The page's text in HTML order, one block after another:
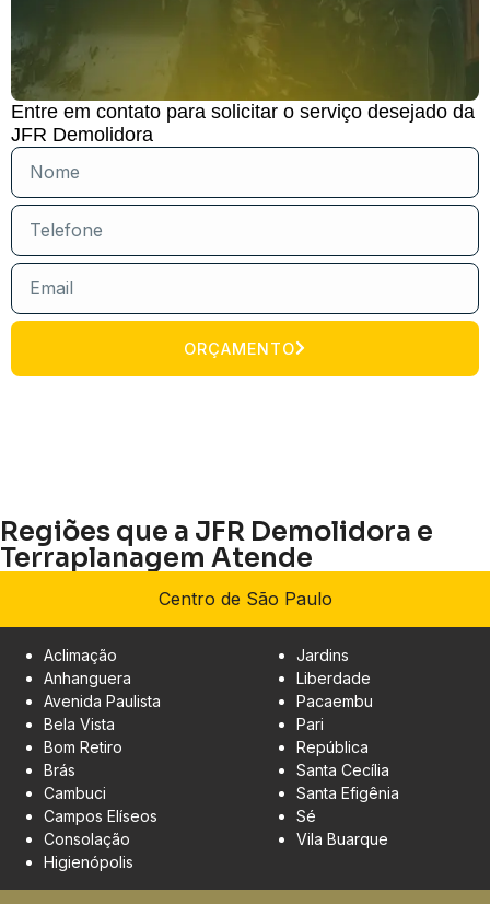
Entre em contato para solicitar o serviço desejado da
JFR Demolidora
ORÇAMENTO
Regiões que a JFR Demolidora e
Terraplanagem Atende
Centro de São Paulo
Aclimação
Anhanguera
Avenida Paulista
Bela Vista
Bom Retiro
Brás
Cambuci
Campos Elíseos
Consolação
Higienópolis
Jardins
Liberdade
Pacaembu
Pari
República
Santa Cecília
Santa Efigênia
Sé
Vila Buarque